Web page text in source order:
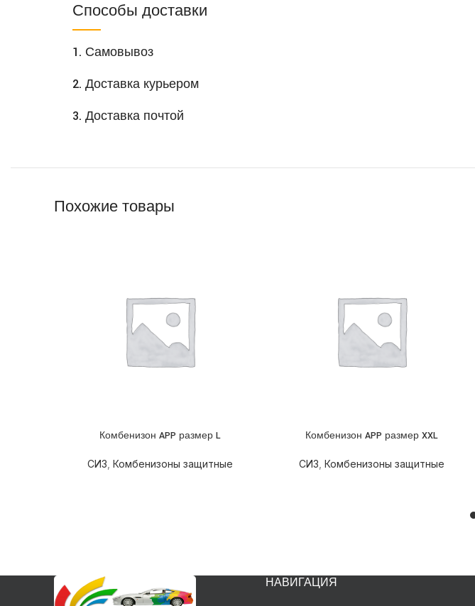
Способы доставки
1. Самовывоз
2. Доставка курьером
3. Доставка почтой
Похожие товары
ПОДРОБНЕЕКомбенизон APP размер L
СИЗ Комбенизоны защитные
ПОДРОБНЕЕКомбенизон APP размер XXL
СИЗ Комбенизоны защитные
НАВИГАЦИЯ